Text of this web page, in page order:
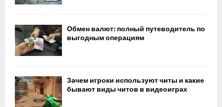
Обмен валют: полный путеводитель по
выгодным операциям
Зачем игроки используют читы и какие
бывают виды читов в видеоиграх